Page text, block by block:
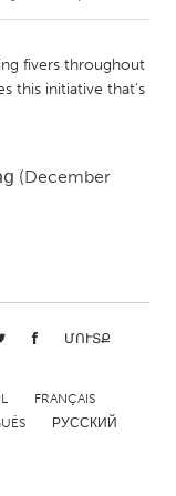
fivers throughout
this initiative that’s
(December
ՄՈՒՏՔ
FRANÇAIS
РУССКИЙ